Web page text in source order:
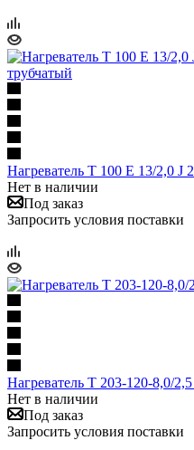
Нагреватель Т 100 Е 13/2,0
Нет в наличии
Под заказ
Запросить условия поставки
Нагреватель Т 203-120-8,0/
Нет в наличии
Под заказ
Запросить условия поставки